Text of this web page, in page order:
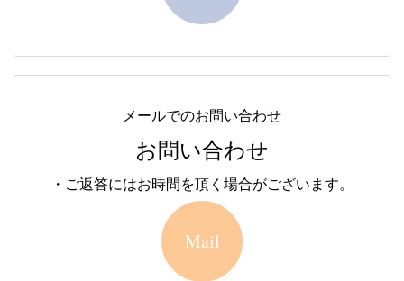
メールでのお問い合わせ
お問い合わせ
・ご返答にはお時間を頂く場合がございます。
Mail